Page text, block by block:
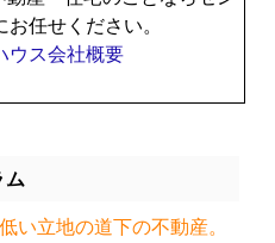
任せください。
ウス会社概要
ム
い立地の道下の不動産。